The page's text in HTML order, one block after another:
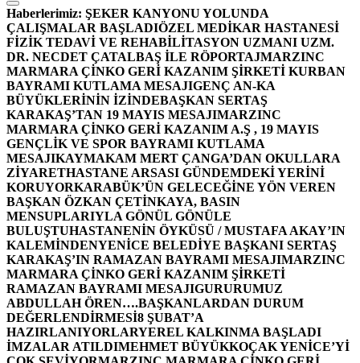
Haberlerimiz: ŞEKER KANYONU YOLUNDA
ÇALIŞMALAR BAŞLADIÖZEL MEDİKAR HASTANESİ
FİZİK TEDAVİ VE REHABİLİTASYON UZMANI UZM.
DR. NECDET ÇATALBAŞ İLE RÖPORTAJMARZINC
MARMARA ÇİNKO GERİ KAZANIM ŞİRKETİ KURBAN
BAYRAMI KUTLAMA MESAJIGENÇ AN-KA
BÜYÜKLERİNİN İZİNDEBAŞKAN SERTAŞ
KARAKAŞ’TAN 19 MAYIS MESAJIMARZINC
MARMARA ÇİNKO GERİ KAZANIM A.Ş , 19 MAYIS
GENÇLİK VE SPOR BAYRAMI KUTLAMA
MESAJIKAYMAKAM MERT ÇANGA’DAN OKULLARA
ZİYARETHASTANE ARSASI GÜNDEMDEKİ YERİNİ
KORUYORKARABÜK’ÜN GELECEĞİNE YÖN VEREN
BAŞKAN ÖZKAN ÇETİNKAYA, BASIN
MENSUPLARIYLA GÖNÜL GÖNÜLE
BULUŞTUHASTANENİN ÖYKÜSÜ / MUSTAFA AKAY’IN
KALEMİNDENYENİCE BELEDİYE BAŞKANI SERTAŞ
KARAKAŞ’IN RAMAZAN BAYRAMI MESAJIMARZINC
MARMARA ÇİNKO GERİ KAZANIM ŞİRKETİ
RAMAZAN BAYRAMI MESAJIGURURUMUZ
ABDULLAH ÖREN….BAŞKANLARDAN DURUM
DEĞERLENDİRMESİ8 ŞUBAT’A
HAZIRLANIYORLARYEREL KALKINMA BAŞLADI
İMZALAR ATILDIMEHMET BÜYÜKKOÇAK YENİCE’Yİ